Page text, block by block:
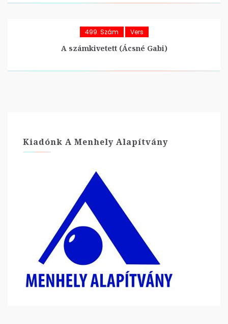
499. Szám Vers
A számkivetett (Ácsné Gabi)
Kiadónk A Menhely Alapítvány